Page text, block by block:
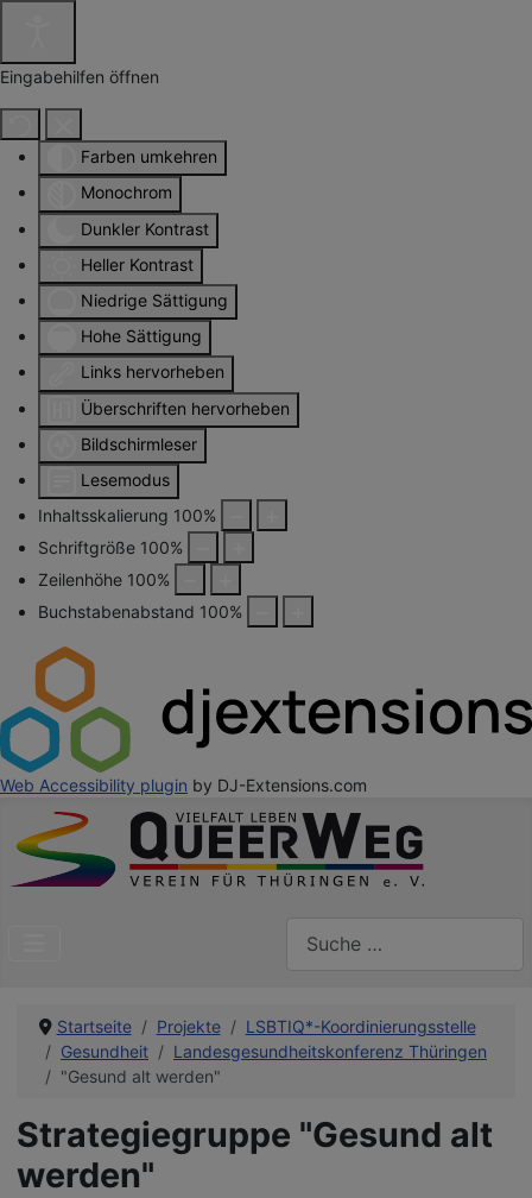
Eingabehilfen öffnen
Farben umkehren
Monochrom
Dunkler Kontrast
Heller Kontrast
Niedrige Sättigung
Hohe Sättigung
Links hervorheben
Überschriften hervorheben
Bildschirmleser
Lesemodus
Inhaltsskalierung 100%
Schriftgröße 100%
Zeilenhöhe 100%
Buchstabenabstand 100%
Web Accessibility plugin by DJ-Extensions.com
Startseite Projekte
LSBTIQ*-Koordinierungsstelle
Gesundheit
Landesgesundheitskonferenz Thüringen
"Gesund alt werden"
Strategiegruppe "Gesund alt
werden"